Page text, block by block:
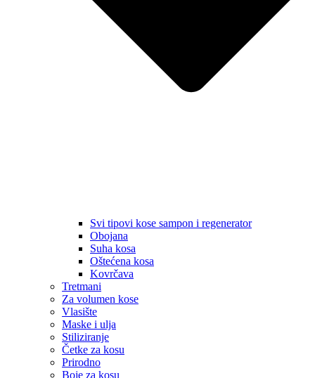
Svi tipovi kose sampon i regenerator
Obojana
Suha kosa
Oštećena kosa
Kovrčava
Tretmani
Za volumen kose
Vlasište
Maske i ulja
Stiliziranje
Četke za kosu
Prirodno
Boje za kosu